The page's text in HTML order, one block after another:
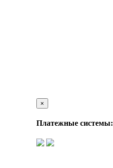
×
Платежные системы: